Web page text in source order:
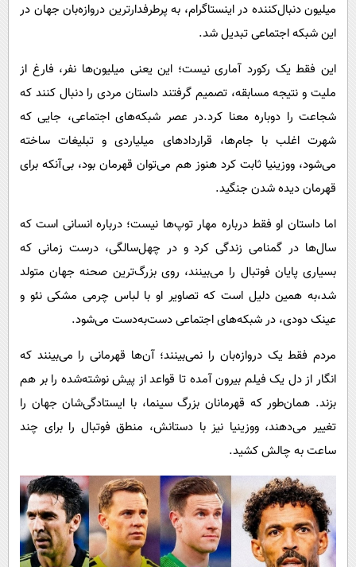
میلیون دنبال‌کننده در اینستاگرام، به پرطرفدارترین دروازه‌بان جهان در
این شبکه اجتماعی تبدیل شد.
این فقط یک رکورد آماری نیست؛ این یعنی میلیون‌ها نفر، فارغ از
ملیت و نتیجه مسابقه، تصمیم گرفتند داستان مردی را دنبال کنند که
شجاعت را دوباره معنا کرد.در عصر شبکه‌های اجتماعی، جایی که
شهرت اغلب با جام‌ها، قراردادهای میلیاردی و تبلیغات ساخته
می‌شود، ووزینیا ثابت کرد هنوز هم می‌توان قهرمان بود، بی‌آنکه برای
قهرمان دیده شدن جنگید.
اما داستان او فقط درباره مهار توپ‌ها نیست؛ درباره انسانی است که
سال‌ها در گمنامی زندگی کرد و در چهل‌سالگی، درست زمانی که
بسیاری پایان فوتبال را می‌بینند، روی بزرگ‌ترین صحنه جهان متولد
شد،به همین دلیل است که تصاویر او با لباس چرمی مشکی نئو و
عینک دودی، در شبکه‌های اجتماعی دست‌به‌دست می‌شود.
مردم فقط یک دروازه‌بان را نمی‌بینند؛ آن‌ها قهرمانی را می‌بینند که
انگار از دل یک فیلم بیرون آمده تا قواعد از پیش نوشته‌شده را بر هم
بزند. همان‌طور که قهرمانان بزرگ سینما، با ایستادگی‌شان جهان را
تغییر می‌دهند، ووزینیا نیز با دستانش، منطق فوتبال را برای چند
ساعت به چالش کشید.